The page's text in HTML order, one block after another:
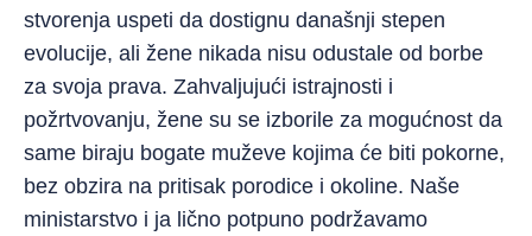
stvorenja uspeti da dostignu današnji stepen
evolucije, ali žene nikada nisu odustale od borbe
za svoja prava. Zahvaljujući istrajnosti i
požrtvovanju, žene su se izborile za mogućnost da
same biraju bogate muževe kojima će biti pokorne,
bez obzira na pritisak porodice i okoline. Naše
ministarstvo i ja lično potpuno podržavamo